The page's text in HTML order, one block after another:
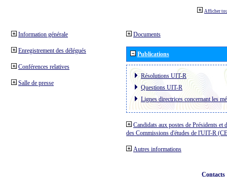
Afficher
Information générale
Enregistrement des délégués
Conférences relatives
Salle de presse
Documents
Publications
Résolutions UIT-R
Questions UIT-R
Lignes directrices concernant les
Candidats aux postes de Présidents et
des Commissions d'études de l'UIT-R
Autres informations
Contacts